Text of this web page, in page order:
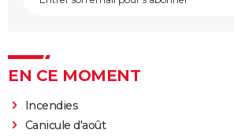
EN CE MOMENT
Incendies
Canicule d'août